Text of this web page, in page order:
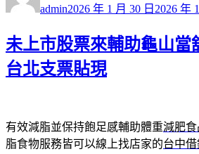
者
admin佈
期:
2026 年 1 月 30 日 2026 年
未上市股票來輔助龜山當
台北支票貼現
有效減脂並保持飽足感輔助體重減肥食
脂食物服務皆可以線上找店家的台中